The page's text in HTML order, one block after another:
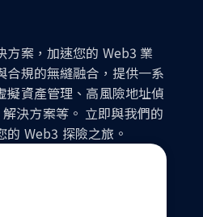
方案，加速您的 Web3 業
合規的無縫融合，提供一系
擬資產管理、高風險地址偵
決方案等。 立即與我們的
Web3 探險之旅。